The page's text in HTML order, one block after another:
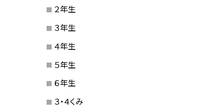
２年生
３年生
４年生
５年生
６年生
３・４くみ